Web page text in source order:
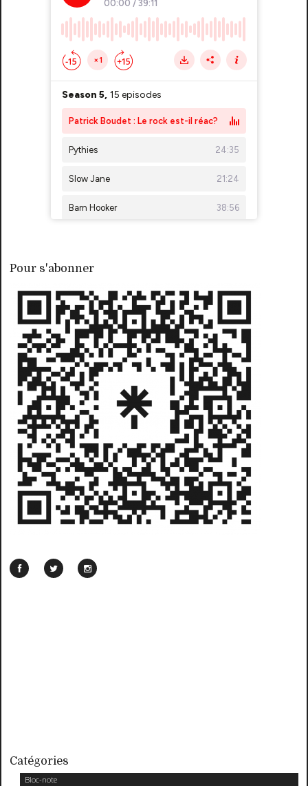
Pour s'abonner
Catégories
Bloc-note